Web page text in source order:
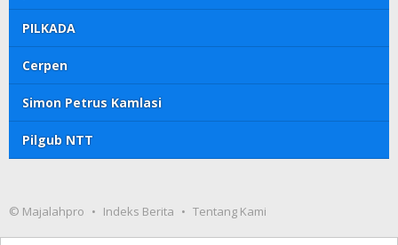
PILKADA
Cerpen
Simon Petrus Kamlasi
Pilgub NTT
© Majalahpro Indeks Berita Tentang Kami